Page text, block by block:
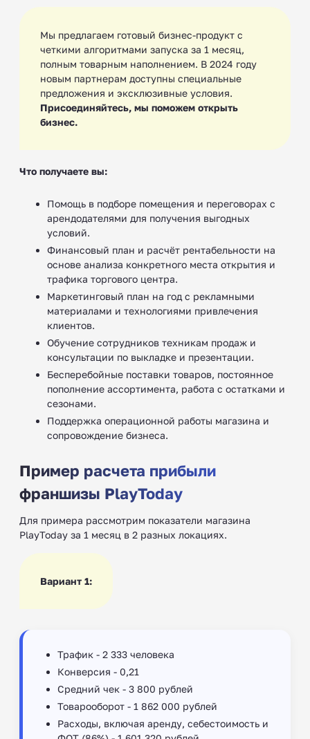
Мы предлагаем готовый бизнес-продукт с
четкими алгоритмами запуска за 1 месяц,
полным товарным наполнением. В 2024 году
новым партнерам доступны специальные
предложения и эксклюзивные условия.
Присоединяйтесь, мы поможем открыть
бизнес.
Что получаете вы:
Помощь в подборе помещения и переговорах с
арендодателями для получения выгодных
условий.
Финансовый план и расчёт рентабельности на
основе анализа конкретного места открытия и
трафика торгового центра.
Маркетинговый план на год с рекламными
материалами и технологиями привлечения
клиентов.
Обучение сотрудников техникам продаж и
консультации по выкладке и презентации.
Бесперебойные поставки товаров, постоянное
пополнение ассортимента, работа с остатками и
сезонами.
Поддержка операционной работы магазина и
сопровождение бизнеса.
Пример расчета прибыли
франшизы PlayToday
Для примера рассмотрим показатели магазина
PlayToday за 1 месяц в 2 разных локациях.
Вариант 1:
Трафик - 2 333 человека
Конверсия - 0,21
Средний чек - 3 800 рублей
Товарооборот - 1 862 000 рублей
Расходы, включая аренду, себестоимость и